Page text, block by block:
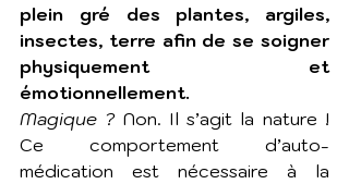
plein gré des plantes, argiles,
insectes, terre afin de se soigner
physiquement et
émotionnellement.
Magique ? Non. Il s’agit la nature !
Ce comportement d’auto-